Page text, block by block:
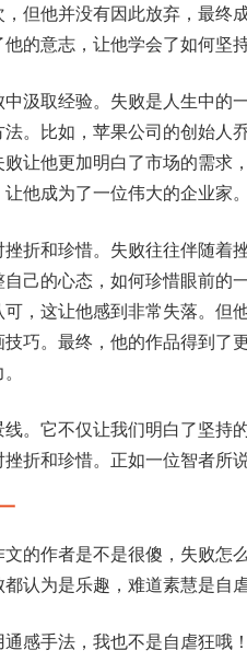
但他并没有因此放弃，最终
的意志，让他学会了如何坚持
汲取经验。失败是人生中的
。比如，苹果公司的创始人
让他更加明白了市场的需求
他成为了一位伟大的企业家。
折和珍惜。失败往往伴随着
己的心态，如何珍惜眼前的
，这让他感到非常失落。但
巧。最终，他的作品得到了
。它不仅让我们明白了坚持
折和珍惜。正如一位智者所说
的作者是不是很傻，失败怎
认为是乐趣，难道素慧是自
感手法，我也不是自虐狂哦